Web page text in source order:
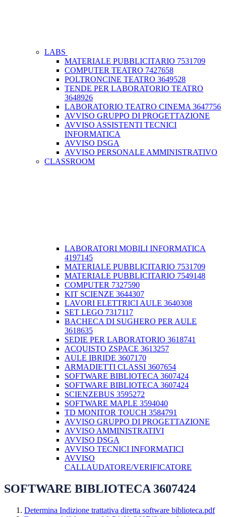
LABS
MATERIALE PUBBLICITARIO 7531709
COMPUTER TEATRO 7427658
POLTRONCINE TEATRO 3649528
TENDE PER LABORATORIO TEATRO
3648926
LABORATORIO TEATRO CINEMA 3647756
AVVISO GRUPPO DI PROGETTAZIONE
AVVISO ASSISTENTI TECNICI
INFORMATICA
AVVISO DSGA
AVVISO PERSONALE AMMINISTRATIVO
CLASSROOM
LABORATORI MOBILI INFORMATICA
4197145
MATERIALE PUBBLICITARIO 7531709
MATERIALE PUBBLICITARIO 7549148
COMPUTER 7327590
KIT SCIENZE 3644307
LAVORI ELETTRICI AULE 3640308
SET LEGO 7317117
BACHECA DI SUGHERO PER AULE
3618635
SEDIE PER LABORATORIO 3618741
ACQUISTO ZSPACE 3613257
AULE IBRIDE 3607170
ARMADIETTI CLASSI 3607654
SOFTWARE BIBLIOTECA 3607424
SOFTWARE BIBLIOTECA 3607424
SCIENZEBUS 3595272
SOFTWARE MAPLE 3594040
TD MONITOR TOUCH 3584791
AVVISO GRUPPO DI PROGETTAZIONE
AVVISO AMMINISTRATIVI
AVVISO DSGA
AVVISO TECNICI INFORMATICI
AVVISO
CALLAUDATORE/VERIFICATORE
SOFTWARE BIBLIOTECA 3607424
Determina Indizione trattativa diretta software biblioteca.pdf